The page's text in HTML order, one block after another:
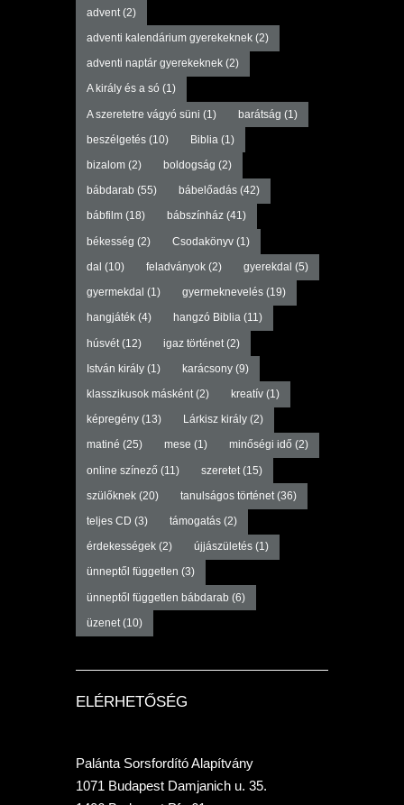
advent(2)
adventi kalendárium gyerekeknek(2)
adventi naptár gyerekeknek(2)
A király és a só (1)
A szeretetre vágyó süni (1) barátság (1)
beszélgetés(10) Biblia (1)
bizalom(2) boldogság (2)
bábdarab (55) bábelőadás(42)
bábfilm(18) bábszínház(41)
békesség (2) Csodakönyv(1)
dal (10) feladványok(2) gyerekdal (5)
gyermekdal (1) gyermeknevelés(19)
hangjáték(4) hangzó Biblia(11)
húsvét(12) igaz történet(2)
István király(1) karácsony(9)
klasszikusok másként(2) kreatív(1)
képregény(13) Lárkisz király(2)
matiné (25) mese (1) minőségi idő (2)
online színező (11) szeretet(15)
szülőknek(20) tanulságos történet(36)
teljes CD (3) támogatás(2)
érdekességek(2) újjászületés(1)
ünneptől független (3)
ünneptől független bábdarab (6)
üzenet(10)
ELÉRHETŐSÉG
Palánta Sorsfordító Alapítvány
1071 Budapest Damjanich u. 35.